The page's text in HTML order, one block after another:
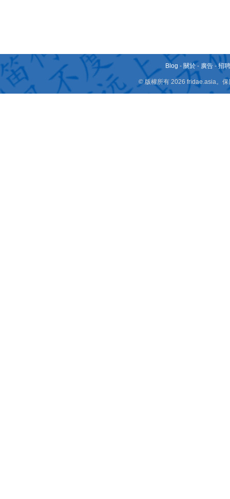
Blog - 關於 - 廣告 -招
© 版權所有 2026 fridae.asia。